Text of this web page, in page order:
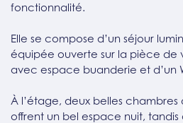
fonctionnalité.
Elle se compose d’un séjour
équipée ouverte sur la pièce de
avec espace buanderie et d’un
À l’étage, deux belles
offrent un bel espace nuit,